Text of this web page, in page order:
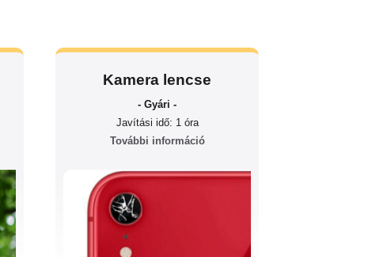
Kamera lencse
- Gyári -
Javítási idő: 1 óra
További információ